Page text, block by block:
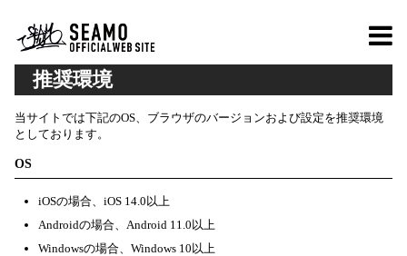
推奨環境
当サイトでは下記のOS、ブラウザのバージョンおよび設定を推奨環境
としております。
OS
iOSの場合、iOS 14.0以上
Androidの場合、Android 11.0以上
Windowsの場合、Windows 10以上